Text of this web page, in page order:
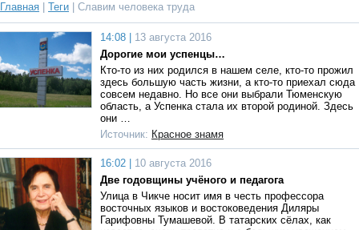
Главная Теги | Славим человека труда
14:08 |
13 августа 2016
Дорогие мои успенцы…
Кто-то из них родился в нашем селе, кто-то прожил
здесь большую часть жизни, а кто-то приехал сюда
совсем недавно. Но все они выбрали Тюменскую
область, а Успенка стала их второй родиной. Здесь
они …
Источник: Красное знамя
16:02 |
10 августа 2016
Две годовщины учёного и педагога
Улица в Чикче носит имя в честь профессора
восточных языков и востоковедения Диляры
Гарифовны Тумашевой. В татарских сёлах, как